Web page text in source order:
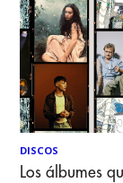
DISCOS
Los álbumes